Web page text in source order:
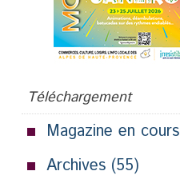
Téléchargement
Magazine en cours
Archives (55)